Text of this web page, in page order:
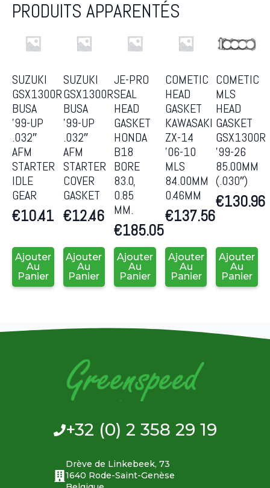
PRODUITS APPARENTÉS
SUZUKI
GSX1300R
BUSA
’99-UP
.032″
AFM
STARTER
IDLE
GEAR
€10.41
Ajouter
Au
Panier
SUZUKI
GSX1300R
BUSA
’99-UP
.032″
AFM
STARTER
COVER
GASKET
€12.46
Ajouter
Au
Panier
JE-PRO
SEAL
HEAD
GASKET
HONDA
B18
BORE
83.0,
0.85
MM.
€185.05
Ajouter
Au
Panier
COMETIC
HEAD
GASKET
KAWASAKI
ZX-14
’06-10
MLS
84.00MM
0.46MM
€137.56
Ajouter
Au
Panier
COMETIC
MLS
HEAD
GASKET
GSX1300R
’99-26
85.00MM
(.030″)
€130.96
Ajouter
Au
Panier
+32 (0) 2 358 29 19
Drève de Linkebeek, 73
1640 Rode-Saint-Genèse